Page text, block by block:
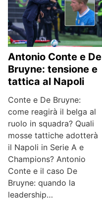
Antonio Conte e De
Bruyne: tensione e
tattica al Napoli
Conte e De Bruyne:
come reagirà il belga al
ruolo in squadra? Quali
mosse tattiche adotterà
il Napoli in Serie A e
Champions? Antonio
Conte e il caso De
Bruyne: quando la
leadership…